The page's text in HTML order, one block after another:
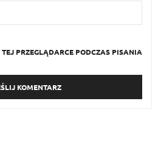
PRZEGLĄDARCE PODCZAS PISANIA